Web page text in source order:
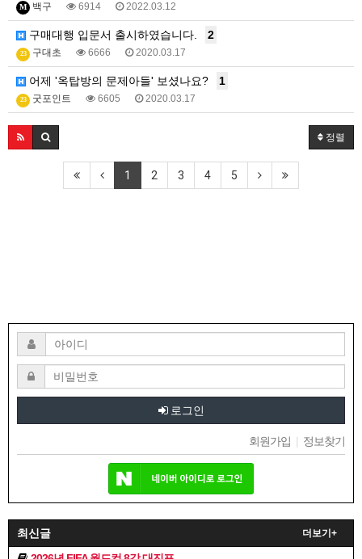
M 백구 6914 2022.03.12
구매대행 입문서 출시하였습니다. 2
23 구대초 6666 2020.03.17
어제 '옥탑방의 문제아들' 보셨나요? 1
23 굿포인트 6605 2020.03.17
정렬
1 2 3 4 5
로그인
회원가입 | 정보찾기
최신글 더보기+